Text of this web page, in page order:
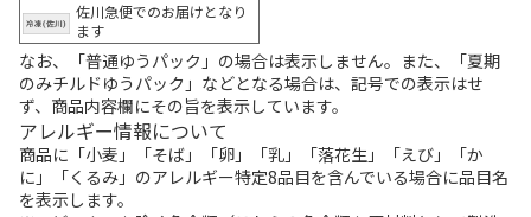
佐川急便でのお届けとなり
ます
なお、「普通ゆうパック」の場合は表示しません。また、「夏期
のみチルドゆうパック」などとなる場合は、記号での表示はせ
ず、商品内容欄にその旨を表示しています。
アレルギー情報について
商品に「小麦」「そば」「卵」「乳」「落花生」「えび」「か
に」「くるみ」のアレルギー特定8品目を含んでいる場合に品目名
を表示します。